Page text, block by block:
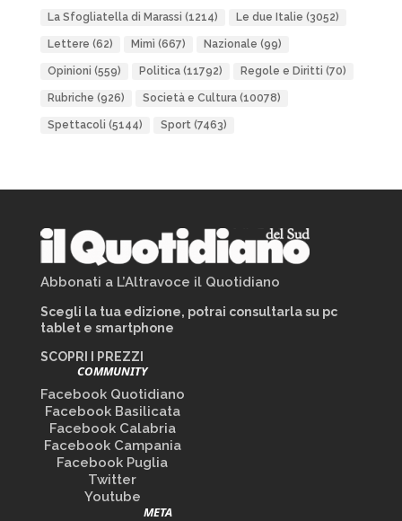
La Sfogliatella di Marassi (1214) Le due Italie (3052)
Lettere (62) Mimì (667) Nazionale (99)
Opinioni (559) Politica(11792) Regole e Diritti (70)
Rubriche (926) Società e Cultura(10078)
Spettacoli (5144) Sport(7463)
Abbonati a L’Altravoce il Quotidiano
Scegli la tua edizione, potrai consultarla su pc
tablet e smartphone
SCOPRI I PREZZI
COMMUNITY
Facebook Quotidiano
Facebook Basilicata
Facebook Calabria
Facebook Campania
Facebook Puglia
Twitter
Youtube
META